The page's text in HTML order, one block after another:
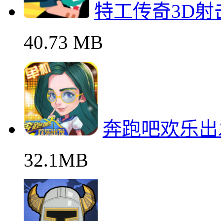
特工传奇3D射
40.73 MB
奔跑吧欢乐
32.1MB